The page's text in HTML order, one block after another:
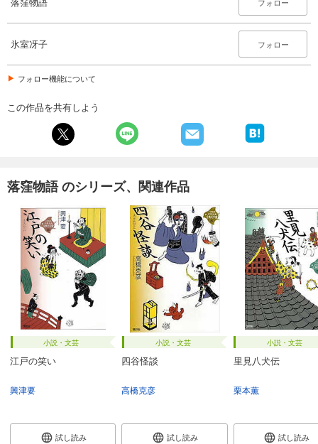
氷室冴子 フォロー
フォロー機能について
この作品を共有しよう
落窪物語 のシリーズ、関連作品
小説・文芸
江戸の笑い
興津要
試し読み
小説・文芸
四谷怪談
高橋克彦
試し読み
小説・文芸
里見八犬伝
栗本薫
試し読み